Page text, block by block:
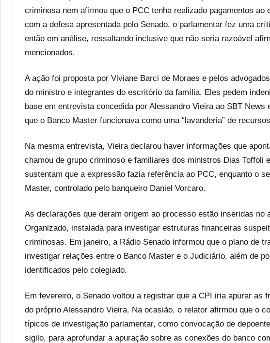
criminosa nem afirmou que o PCC tenha realizado pagamentos
com a defesa apresentada pelo Senado, o parlamentar fez uma
então em análise, ressaltando inclusive que não seria razoável
mencionados.
A ação foi proposta por Viviane Barci de Moraes e pelos
do ministro e integrantes do escritório da família. Eles pedem
base em entrevista concedida por Alessandro Vieira ao SBT
que o Banco Master funcionava como uma “lavanderia” de
Na mesma entrevista, Vieira declarou haver informações que
chamou de grupo criminoso e familiares dos ministros Dias Toffoli
sustentam que a expressão fazia referência ao PCC, enquanto o
Master, controlado pelo banqueiro Daniel Vorcaro.
As declarações que deram origem ao processo estão inseridas no
Organizado, instalada para investigar estruturas financeiras
criminosas. Em janeiro, a Rádio Senado informou que o plano de
investigar relações entre o Banco Master e o Judiciário, além de
identificados pelo colegiado.
Em fevereiro, o Senado voltou a registrar que a CPI iria apurar as
do próprio Alessandro Vieira. Na ocasião, o relator afirmou que o
típicos de investigação parlamentar, como convocação de
sigilo, para aprofundar a apuração sobre as conexões do banco